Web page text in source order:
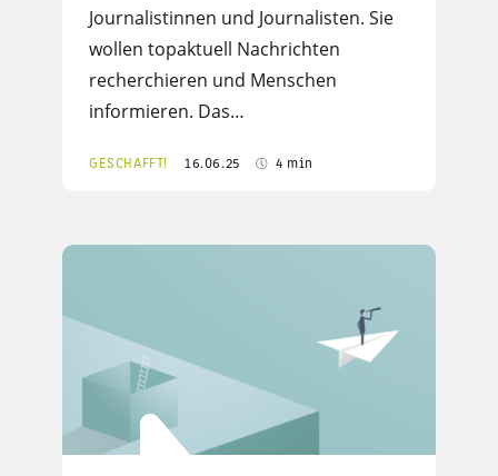
Journalistinnen und Journalisten. Sie
wollen topaktuell Nachrichten
recherchieren und Menschen
informieren. Das…
GESCHAFFT! 16.06.25 4 min